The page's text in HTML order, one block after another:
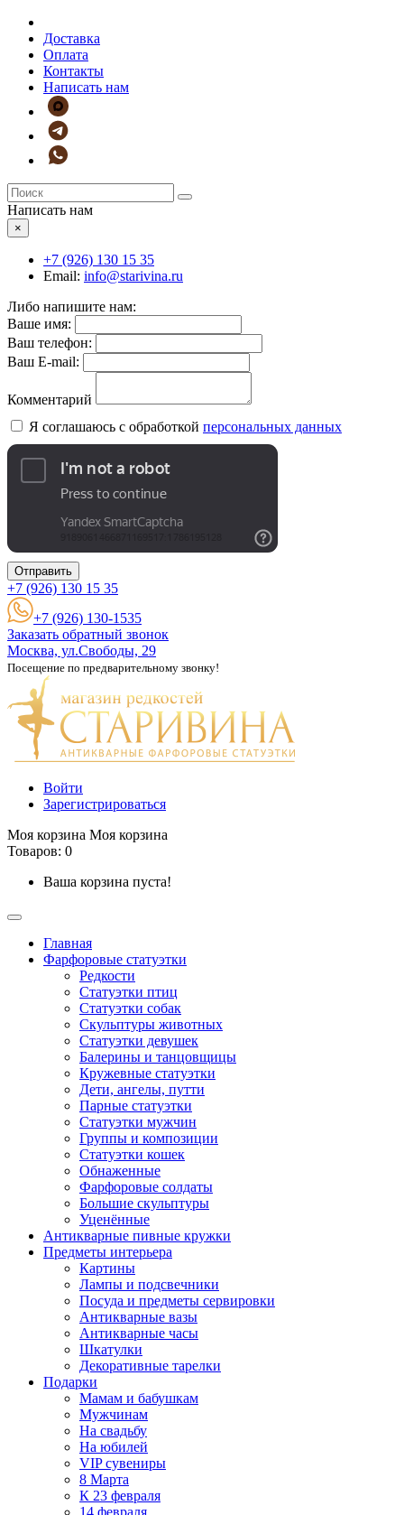
Доставка
Оплата
Контакты
Написать нам
Написать нам
×
+7 (926) 130 15 35
Email: info@starivina.ru
Либо напишите нам:
Ваше имя:
Ваш телефон:
Ваш E-mail:
Комментарий
Я соглашаюсь с обработкой персональных данных
Отправить
+7 (926) 130 15 35
+7 (926) 130-1535
Заказать обратный звонок
Москва, ул.Свободы, 29
Посещение по предварительному звонку!
Войти
Зарегистрироваться
Моя корзина Моя корзина
Товаров: 0
Ваша корзина пуста!
Главная
Фарфоровые статуэтки
Редкости
Cтатуэтки птиц
Cтатуэтки собак
Скульптуры животных
Статуэтки девушек
Балерины и танцовщицы
Кружевные статуэтки
Дети, ангелы, путти
Парные статуэтки
Статуэтки мужчин
Группы и композиции
Статуэтки кошек
Обнаженные
Фарфоровые солдаты
Большие скульптуры
Уценённые
Антикварные пивные кружки
Предметы интерьера
Картины
Лампы и подсвечники
Посуда и предметы сервировки
Антикварные вазы
Антикварные часы
Шкатулки
Декоративные тарелки
Подарки
Мамам и бабушкам
Мужчинам
На свадьбу
На юбилей
VIP сувениры
8 Марта
К 23 февраля
14 февраля